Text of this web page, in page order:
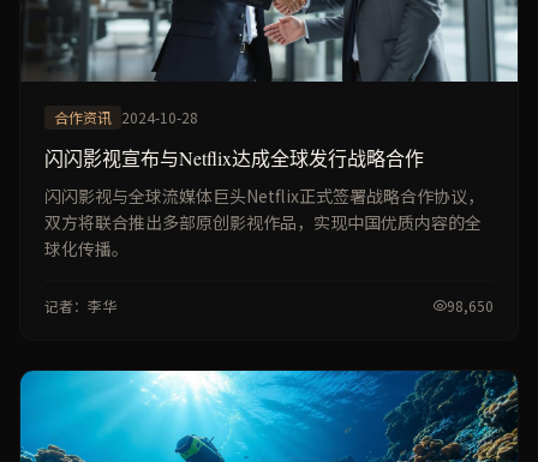
合作资讯 2024-10-28
闪闪影视宣布与Netflix达成全球发行战略合作
闪闪影视与全球流媒体巨头Netflix正式签署战略合作协议，
双方将联合推出多部原创影视作品，实现中国优质内容的全
球化传播。
记者：李华 98,650